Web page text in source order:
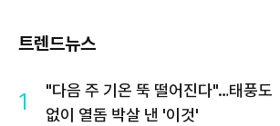
트렌드뉴스
1
"다음 주 기온 뚝 떨어진다"…태풍도
없이 열돔 박살 낸 '이것'